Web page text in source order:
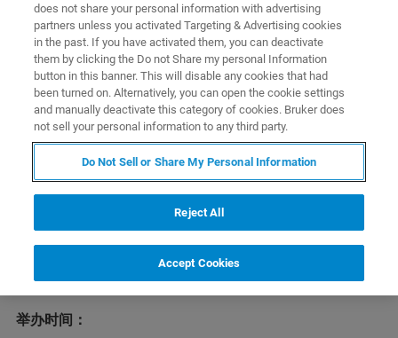
网络研讨会详情
2022年11月23日，布鲁克核磁及顺磁应用专家应邀参加仪
布鲁克行业领先的核磁共振系列产品及电子顺磁共振波谱
仪的最新动态，为科学仪器设备的采购提供专业化的合理
建议。我们欢迎您前来参会，深入了解布鲁克核磁及顺磁
举办时间：
does not share your personal information with advertising
partners unless you activated Targeting & Advertising cookies
in the past. If you have activated them, you can deactivate
them by clicking the Do not Share my personal Information
button in this banner. This will disable any cookies that had
been turned on. Alternatively, you can open the cookie settings
and manually deactivate this category of cookies. Bruker does
not sell your personal information to any third party.
Do Not Sell or Share My Personal Information
Reject All
Accept Cookies